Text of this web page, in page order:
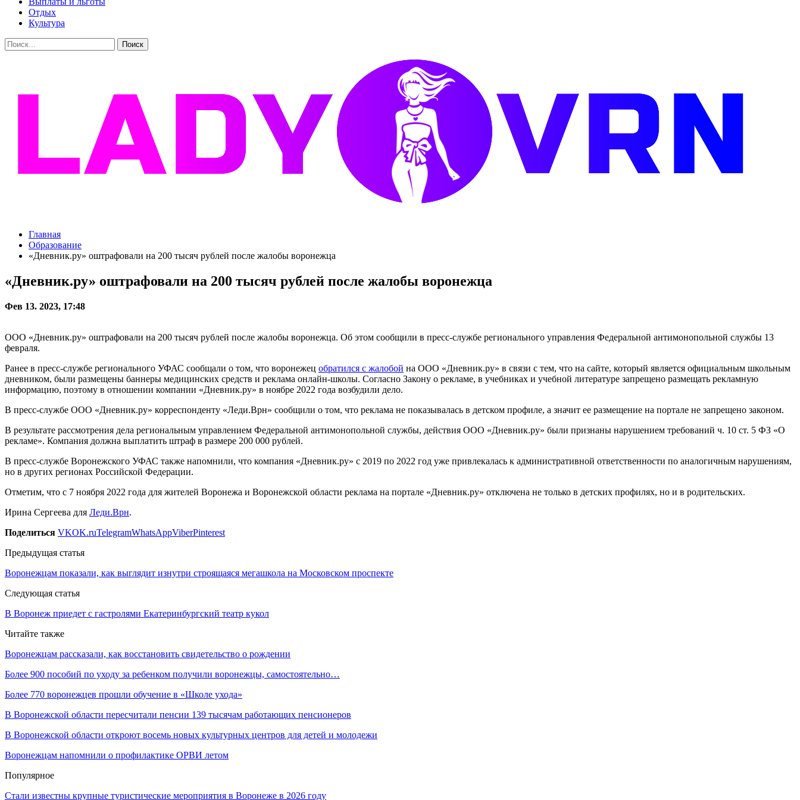
Отдых
Культура
Главная
Образование
«Дневник.ру» оштрафовали на 200 тысяч рублей после жалобы воронежца
«Дневник.ру» оштрафовали на 200 тысяч рублей после жалобы воронежца
Фев 13. 2023, 17:48
ООО «Дневник.ру» оштрафовали на 200 тысяч рублей после жалобы воронежца. Об этом сообщили в пресс-службе регионального управления Федеральной антимонопольной службы 13
февраля.
Ранее в пресс-службе регионального УФАС сообщали о том, что воронежец обратился с жалобой на ООО «Дневник.ру» в связи с тем, что на сайте, который является официальным школьным
дневником, были размещены баннеры медицинских средств и реклама онлайн-школы. Согласно Закону о рекламе, в учебниках и учебной литературе запрещено размещать рекламную
информацию, поэтому в отношении компании «Дневник.ру» в ноябре 2022 года возбудили дело.
В пресс-службе ООО «Дневник.ру» корреспонденту «Леди.Врн» сообщили о том, что реклама не показывалась в детском профиле, а значит ее размещение на портале не запрещено законом.
В результате рассмотрения дела региональным управлением Федеральной антимонопольной службы, действия ООО «Дневник.ру» были признаны нарушением требований ч. 10 ст. 5 ФЗ «О
рекламе». Компания должна выплатить штраф в размере 200 000 рублей.
В пресс-службе Воронежского УФАС также напомнили, что компания «Дневник.ру» с 2019 по 2022 год уже привлекалась к административной ответственности по аналогичным нарушениям,
но в других регионах Российской Федерации.
Отметим, что с 7 ноября 2022 года для жителей Воронежа и Воронежской области реклама на портале «Дневник.ру» отключена не только в детских профилях, но и в родительских.
Ирина Сергеева для Леди.Врн.
Поделиться VKOK.ruTelegramWhatsAppViberPinterest
Предыдущая статья
Воронежцам показали, как выглядит изнутри строящаяся мегашкола на Московском проспекте
Следующая статья
В Воронеж приедет с гастролями Екатеринбургский театр кукол
Читайте также
Воронежцам рассказали, как восстановить свидетельство о рождении
Более 900 пособий по уходу за ребенком получили воронежцы, самостоятельно…
Более 770 воронежцев прошли обучение в «Школе ухода»
В Воронежской области пересчитали пенсии 139 тысячам работающих пенсионеров
В Воронежской области откроют восемь новых культурных центров для детей и молодежи
Воронежцам напомнили о профилактике ОРВИ летом
Популярное
Стали известны крупные туристические мероприятия в Воронеже в 2026 году